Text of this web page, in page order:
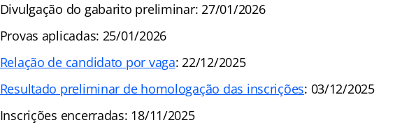
Divulgação do gabarito preliminar: 27/01/2026
Provas aplicadas: 25/01/2026
Relação de candidato por vaga: 22/12/2025
Resultado preliminar de homologação das inscrições: 03/12/2025
Inscrições encerradas: 18/11/2025